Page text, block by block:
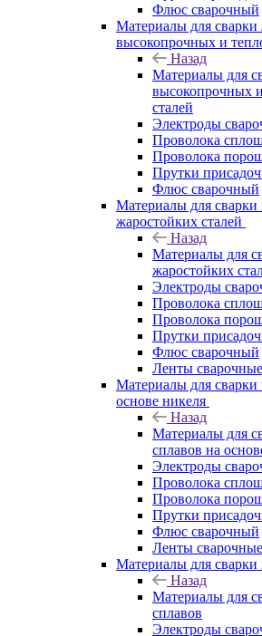
Флюс сварочный
Материалы для
высокопрочных и
Назад
Материалы для
высокопрочных
сталей
Электроды
Проволока
Проволока
Прутки
Флюс сварочный
Материалы для
жаростойких сталей
Назад
Материалы для
жаростойких
Электроды
Проволока
Проволока
Прутки
Флюс сварочный
Ленты сварочные
Материалы для сварки
основе никеля
Назад
Материалы для
сплавов на
Электроды
Проволока
Проволока
Прутки
Флюс сварочный
Ленты сварочные
Материалы для сварки
Назад
Материалы для
сплавов
Электроды